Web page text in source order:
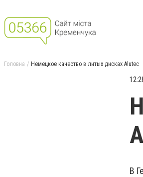
Головна Немецкое качество в литых дисках Alutec
В